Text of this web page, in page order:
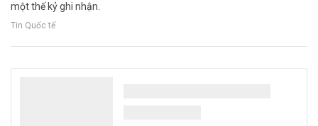
một thế kỷ ghi nhận.
Tin Quốc tế
Dự thảo Luật Bảo vệ môi trường 2026 - Bài 7: